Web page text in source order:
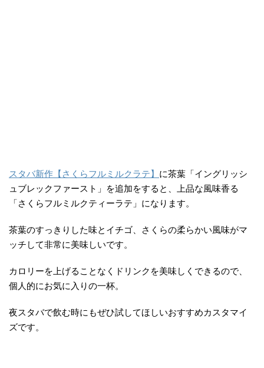
スタバ新作【さくらフルミルクラテ】 に茶葉「イングリッシ
ュブレックファースト」を追加をすると、上品な風味香る
「さくらフルミルクティーラテ」になります。
茶葉のすっきりした味とイチゴ、さくらの柔らかい風味がマ
ッチして非常に美味しいです。
カロリーを上げることなくドリンクを美味しくできるので、
個人的にお気に入りの一杯。
夜スタバで飲む時にもぜひ試してほしいおすすめカスタマイ
ズです。